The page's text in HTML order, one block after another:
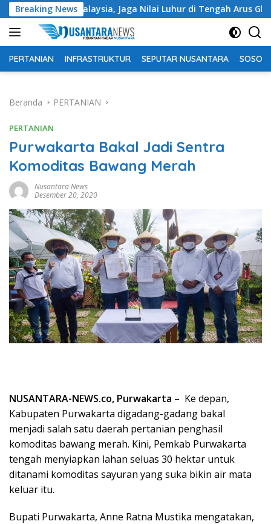
Langsung
ke
konten
Breaking News
Malaysia, Jaga Nilai Luhur di Tengah Arus Globalisasi
PERTANIAN INFRASTRUKTUR SEPUTAR NUSANTARA SOSOK
Beranda PERTANIAN
PERTANIAN
Purwakarta Bakal Jadi Sentra
Komoditas Bawang Merah
Nusantara News
Desember 20, 2020
NUSANTARA-NEWS.co, Purwakarta – Ke depan,
Kabupaten Purwakarta digadang-gadang bakal
menjadi salah satu daerah pertanian penghasil
komoditas bawang merah. Kini, Pemkab Purwakarta
tengah menyiapkan lahan seluas 30 hektar untuk
ditanami komoditas sayuran yang suka bikin air mata
keluar itu.
Bupati Purwakarta, Anne Ratna Mustika mengatakan,